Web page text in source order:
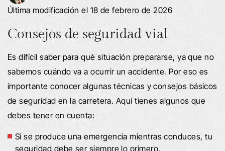
Última modificación el 18 de febrero de 2026
Consejos de seguridad vial
Es difícil saber para qué situación prepararse, ya que no
sabemos cuándo va a ocurrir un accidente. Por eso es
importante conocer algunas técnicas y consejos básicos
de seguridad en la carretera. Aquí tienes algunos que
debes tener en cuenta:
Si se produce una emergencia mientras conduces, tu
seguridad debe ser siempre lo primero.